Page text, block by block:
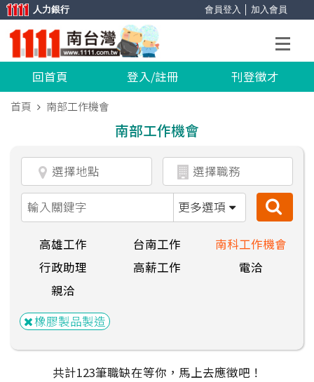
會員登入 加入會員
人力銀行
回首頁 登入/註冊 刊登徵才
首頁 南部工作機會
南部工作機會
更多選項
高雄工作 台南工作
南科工作機會
行政助理
高薪工作
電洽
親洽
橡膠製品製造
共計123筆職缺在等你，馬上去應徵吧！